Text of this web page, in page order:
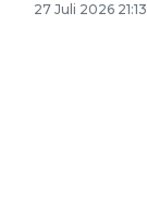
27 Juli 2026 21:13